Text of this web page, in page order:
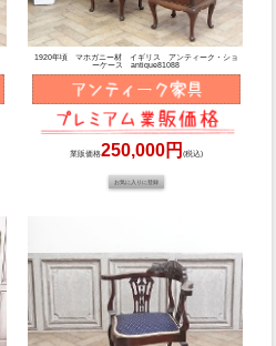
1920年頃 マホガニー材 イギリス アンティーク・ショ
ーケース antique81088
業販価格250,000円 (税込)